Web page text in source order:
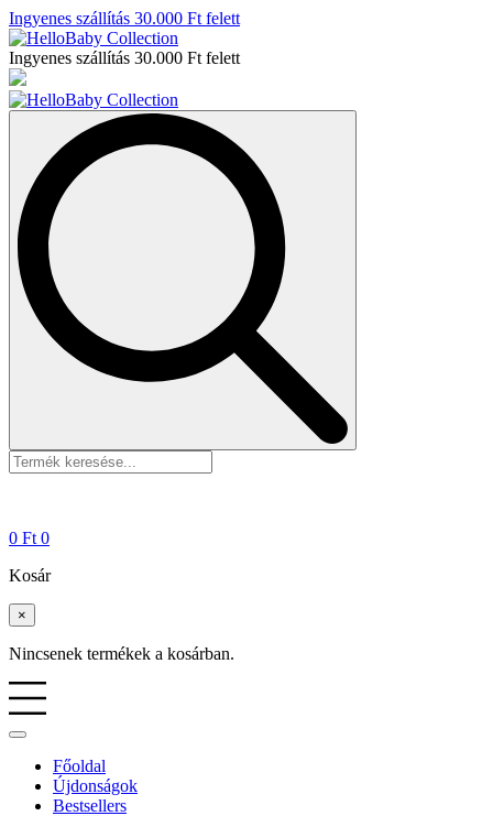
Ingyenes szállítás 30.000 Ft felett
Ingyenes szállítás 30.000 Ft felett
Search
0 Ft 0
Kosár
×
Nincsenek termékek a kosárban.
Főoldal
Újdonságok
Bestsellers